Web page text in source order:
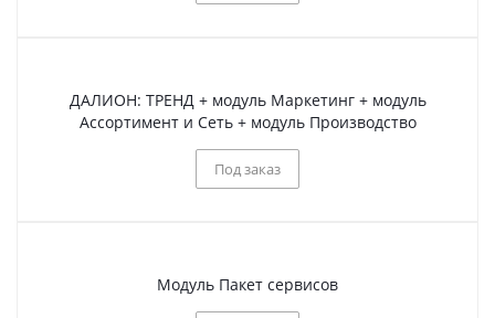
ДАЛИОН: ТРЕНД + модуль Маркетинг + модуль
Ассортимент и Сеть + модуль Производство
Под заказ
Модуль Пакет сервисов